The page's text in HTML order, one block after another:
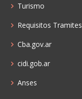
Turismo
Requisitos Tramites
Cba.gov.ar
cidi.gob.ar
Anses